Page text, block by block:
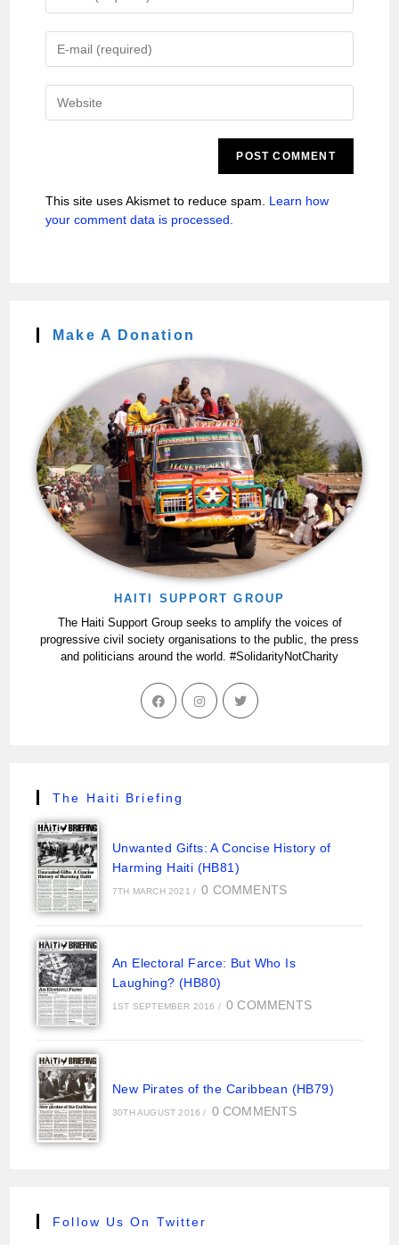
This site uses Akismet to reduce spam. Learn how
your comment data is processed.
Make A Donation
HAITI SUPPORT GROUP
The Haiti Support Group seeks to amplify the voices of
progressive civil society organisations to the public, the press
and politicians around the world. #SolidarityNotCharity
The Haiti Briefing
Unwanted Gifts: A Concise History of
Harming Haiti (HB81)
7TH MARCH 2021 / 0 COMMENTS
An Electoral Farce: But Who Is
Laughing? (HB80)
1ST SEPTEMBER 2016 / 0 COMMENTS
New Pirates of the Caribbean (HB79)
30TH AUGUST 2016 / 0 COMMENTS
Follow Us On Twitter